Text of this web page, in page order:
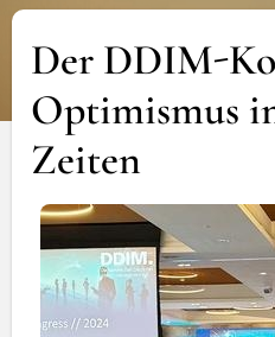
Der DDIM-
Optimismus
Zeiten